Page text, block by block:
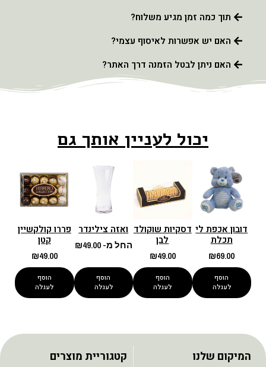
תוך כמה זמן מגיע משלוח?
האם יש אפשרות לאיסוף עצמי?
האם ניתן לבטל הזמנה דרך האתר?
יכול לעניין אותך גם
דובון אכפת לי
תכלת
₪69.00
הוסף
לעגלה
דסקיות שוקולד
לבן
₪49.00
הוסף
לעגלה
ואזה צילינדר
החל מ- ₪49.00
הוסף
לעגלה
פררו קולקשיין
קטן
₪49.00
הוסף
לעגלה
המיקום שלנו קטגוריית מוצרים